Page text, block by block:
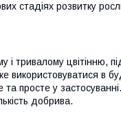
стадіях розвитку
тривалому цвітінню,
в
просте у
добрива.